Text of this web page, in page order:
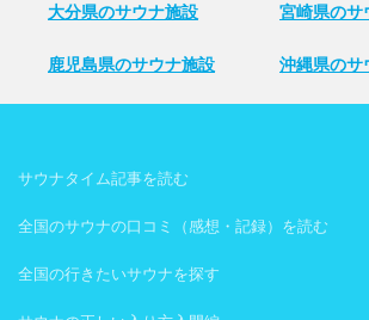
大分県のサウナ施設 宮崎県のサ
鹿児島県のサウナ施設 沖縄県のサ
サウナタイム記事を読む
全国のサウナの口コミ（感想・記録）を読む
全国の行きたいサウナを探す